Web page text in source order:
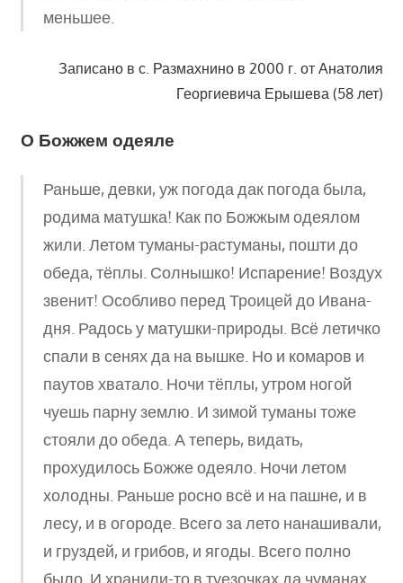
меньшее.
Записано в с. Размахнино в 2000 г. от Анатолия
Георгиевича Ерышева (58 лет)
О Божжем одеяле
Раньше, девки, уж погода дак погода была,
родима матушка! Как по Божжым одеялом
жили. Летом туманы-растуманы, пошти до
обеда, тёплы. Солнышко! Испарение! Воздух
звенит! Особливо перед Троицей до Ивана-
дня. Радось у матушки-природы. Всё летичко
спали в сенях да на вышке. Но и комаров и
паутов хватало. Ночи тёплы, утром ногой
чуешь парну землю. И зимой туманы тоже
стояли до обеда. А теперь, видать,
прохудилось Божже одеяло. Ночи летом
холодны. Раньше росно всё и на пашне, и в
лесу, и в огороде. Всего за лето нанашивали,
и груздей, и грибов, и ягоды. Всего полно
было. И хранили-то в туезочках да чуманах.